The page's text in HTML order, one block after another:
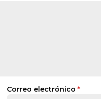
Correo electrónico *